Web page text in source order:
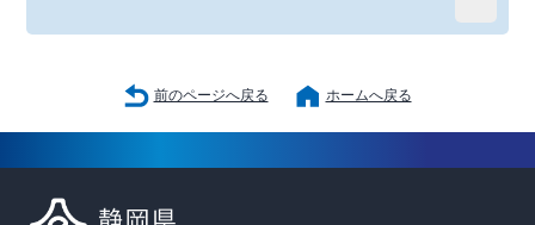
前のページへ戻る ホームへ戻る